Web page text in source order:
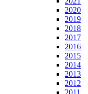
2020
2019
2018
2017
2016
2015
2014
2013
2012
2011